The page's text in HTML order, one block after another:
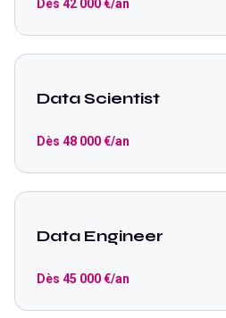
Dès 42 000€/an
Data Scientist
Dès 48 000€/an
Data Engineer
Dès 45 000€/an